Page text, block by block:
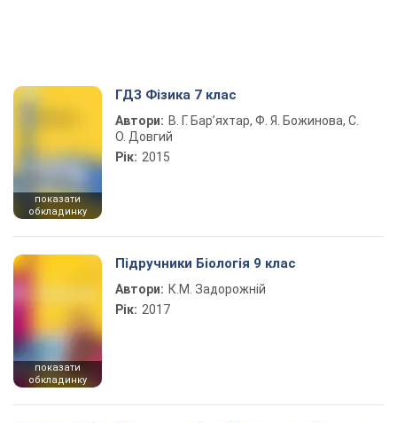
показати
обкладинку
ГДЗ Фізика 7 клас
Автори: В. Г. Бар’яхтар, Ф. Я. Божинова, С.
О. Довгий
Рік: 2015
показати
обкладинку
Підручники Біологія 9 клас
Автори: К.М. Задорожній
Рік: 2017